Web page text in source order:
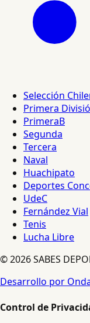
Selección
Primera
PrimeraB
Segunda
Tercera
Naval
Huachipato
Deportes
UdeC
Fernández Vial
Tenis
Lucha Libre
© 2026 SABES
Desarrollo por
Control de